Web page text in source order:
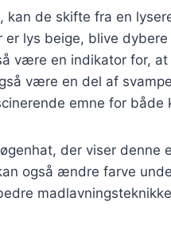
kan de skifte fra en
er lys beige, blive
være en indikator for,
være en del af
emne for både
der viser denne
også ændre farve